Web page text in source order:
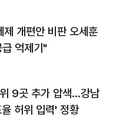
개편안 비판 오세훈
억제기"
9곳 추가 압색…강남
율 허위 입력' 정황